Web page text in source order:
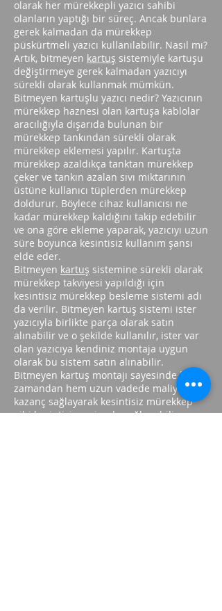
olarak her mürekkepli yazıcı sahibi
olanların yaptığı bir süreç. Ancak bunlara
gerek kalmadan da mürekkep
püskürtmeli yazıcı kullanılabilir. Nasıl mı?
Artık, bitmeyen kartuş sistemiyle kartuşu
değiştirmeye gerek kalmadan yazıcıyı
sürekli olarak kullanmak mümkün.
Bitmeyen kartuşlu yazıcı nedir? Yazıcının
mürekkep haznesi olan kartuşa kablolar
aracılığıyla dışarıda bulunan bir
mürekkep tankından sürekli olarak
mürekkep eklemesi yapılır. Kartuşta
mürekkep azaldıkça tanktan mürekkep
çeker ve tankın azalan sıvı miktarının
üstüne kullanıcı tüplerden mürekkep
doldurur. Böylece cihaz kullanıcısı ne
kadar mürekkep kaldığını takip edebilir
ve ona göre ekleme yaparak, yazıcıyı uzun
süre boyunca kesintisiz kullanım şansı
elde eder.
Bitmeyen kartuş sistemine sürekli olarak
mürekkep takviyesi yapıldığı için
kesintisiz mürekkep besleme sistemi adı
da verilir. Bitmeyen kartuş sistemi ister
yazıcıyla birlikte parça olarak satın
alınabilir ve o şekilde kullanılır, ister var
olan yazıcıya kendiniz montaja uygun
olarak bu sistem satın alınabilir.
Bitmeyen kartuş montajı sayesinde hem
zamandan hem uzun vadede maliyetten
kazanç sağlayarak kesintisiz mürekkep
gibi kesintisiz verim de sağlanabilir.